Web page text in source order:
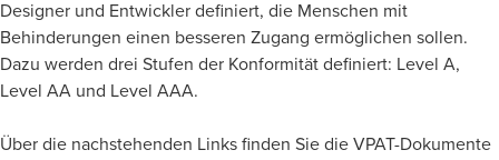
Designer und Entwickler definiert, die Menschen mit
Behinderungen einen besseren Zugang ermöglichen sollen.
Dazu werden drei Stufen der Konformität definiert: Level A,
Level AA und Level AAA.
Über die nachstehenden Links finden Sie die VPAT-Dokumente